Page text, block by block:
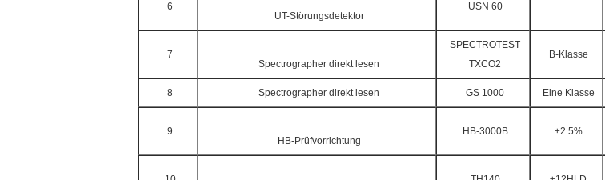
6
UT-Störungsdetektor
USN 60
7
Spectrographer direkt lesen
SPECTROTEST
TXCO2
B-Klasse
8 Spectrographer direkt lesen GS 1000 Eine Klasse
9
HB-Prüfvorrichtung
HB-3000B ±2.5%